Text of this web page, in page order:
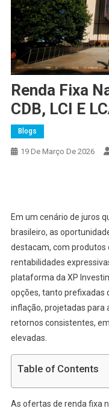
Renda Fixa
CDB, LCI E
Blogs
19 De Março De 2026
Em um cenário de juros
brasileiro, as
destacam, com produtos
rentabilidades
plataforma da XP
opções, tanto prefixadas
inflação, projetadas para
retornos consistentes,
elevadas.
Table of Contents
As ofertas de renda fixa